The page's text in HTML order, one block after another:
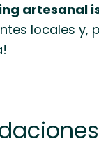
artesanal
locales y,